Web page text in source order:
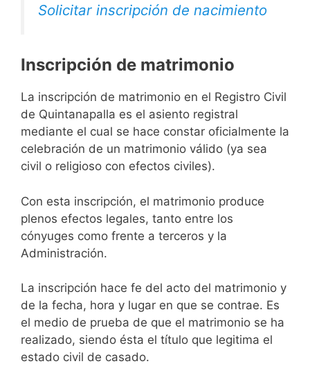
Solicitar inscripción de nacimiento
Inscripción de matrimonio
La inscripción de matrimonio en el Registro Civil
de Quintanapalla es el asiento registral
mediante el cual se hace constar oficialmente la
celebración de un matrimonio válido (ya sea
civil o religioso con efectos civiles).
Con esta inscripción, el matrimonio produce
plenos efectos legales, tanto entre los
cónyuges como frente a terceros y la
Administración.
La inscripción hace fe del acto del matrimonio y
de la fecha, hora y lugar en que se contrae. Es
el medio de prueba de que el matrimonio se ha
realizado, siendo ésta el título que legitima el
estado civil de casado.